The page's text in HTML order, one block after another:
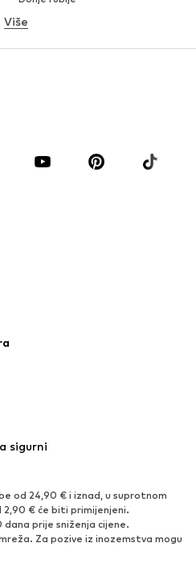
Košulje
Ekskluzivno
Više
sigurni
od 24,90 € i iznad, u suprotnom
2,90 € će biti primijenjeni.
dana prije sniženja cijene.
Za pozive iz inozemstva mogu